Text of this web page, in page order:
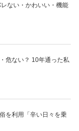
ない・かわいい・機能
危ない？ 10年通った私
を利用「辛い日々を乗